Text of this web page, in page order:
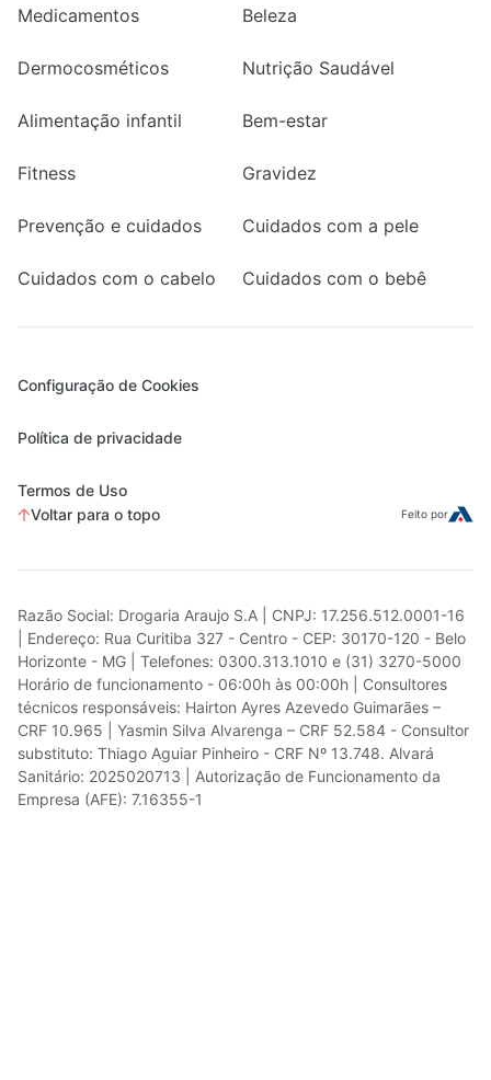
Medicamentos Beleza
Dermocosméticos Nutrição Saudável
Alimentação infantil Bem-estar
Fitness Gravidez
Prevenção e cuidados Cuidados com a pele
Cuidados com o cabelo Cuidados com o bebê
Configuração de Cookies
Política de privacidade
Termos de Uso
Voltar para o topo
Feito por
Razão Social: Drogaria Araujo S.A | CNPJ: 17.256.512.0001-16
| Endereço: Rua Curitiba 327 - Centro - CEP: 30170-120 - Belo
Horizonte - MG | Telefones: 0300.313.1010 e (31) 3270-5000
Horário de funcionamento - 06:00h às 00:00h | Consultores
técnicos responsáveis: Hairton Ayres Azevedo Guimarães –
CRF 10.965 | Yasmin Silva Alvarenga – CRF 52.584 - Consultor
substituto: Thiago Aguiar Pinheiro - CRF Nº 13.748. Alvará
Sanitário: 2025020713 | Autorização de Funcionamento da
Empresa (AFE): 7.16355-1